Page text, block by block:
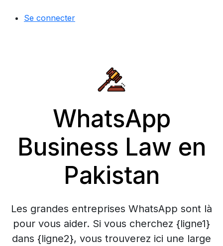
Se connecter
WhatsApp
Business Law en
Pakistan
Les grandes entreprises WhatsApp sont là
pour vous aider. Si vous cherchez {ligne1}
dans {ligne2}, vous trouverez ici une large